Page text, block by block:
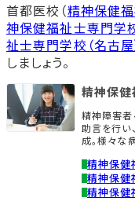
首都医校（精神保健福
神保健福祉士専門学校
祉士専門学校（名古屋
しましょう。
精神保
精神障害者
助言を行い
成。様々な
精神保健
精神保健
精神保健